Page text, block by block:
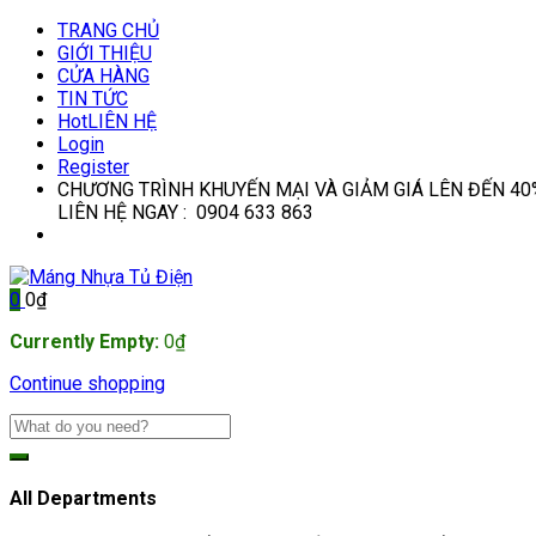
TRANG CHỦ
GIỚI THIỆU
CỬA HÀNG
TIN TỨC
HotLIÊN HỆ
Login
Register
CHƯƠNG TRÌNH KHUYẾN MẠI VÀ GIẢM GIÁ LÊN ĐẾN
LIÊN HỆ NGAY : 0904 633 863
0 0₫
Currently Empty: 0₫
Continue shopping
All Departments